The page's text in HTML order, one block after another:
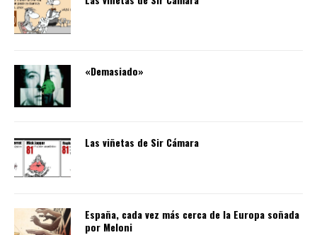
«Demasiado»
Las viñetas de Sir Cámara
España, cada vez más cerca de la Europa soñada
por Meloni